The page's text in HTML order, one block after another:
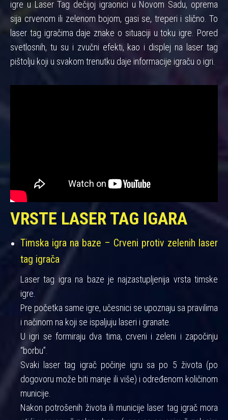
igre u Laser Tag dečijoj igraonici u Novom Sadu, oprema
sija crvenom ili zelenom bojom, gasi se, treperi i slično. To
laser tag igračima daje znake o situaciji u toku igre. Pored
svetlosnih, tu su i zvučni efekti, kao i displej na laser tag
pištolju koji u svakom trenutku daje informacije igraču o igri.
VRSTE LASER TAG IGARA
Timska igra na baze – Crveni protiv zelenih laser
tag igrača
Laser tag igra na baze je najzastupljenija vrsta timske
igre.
Pre početka same igre, učesnici se upoznaju sa pravilima
i načinom na koji se ispaljuju laseri i granate.
U igri se formiraju dva tima, crveni i zeleni i započinju
“borbu”.
Svaki laser tag igrač počinje igru sa po 5 života (po
dogovoru može biti manje ili više) i određenom količinom
municije.
Nakon potrošenih života ili municije laser tag igrač mora